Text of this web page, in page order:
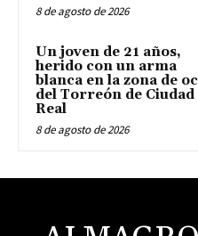
8 de agosto de 2026
Un joven de 21 años,
herido con un arma
blanca en la zona de
del Torreón de Ciudad
Real
8 de agosto de 2026